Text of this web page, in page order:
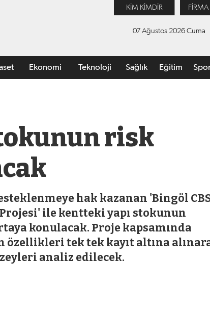
KİM KİMDİR FİRMA
07 Ağustos 2026 Cuma
Ekonomi Teknoloji Sağlık Eğitim
risk
hak kazanan 'Bingöl
ile kentteki yapı stokunun
konulacak. Proje kapsamında
tek tek kayıt altına
analiz edilecek.